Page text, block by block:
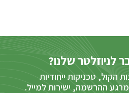
לניוזלטר שלנו?
הקול, טכניקות ייחודיות
ההרשמה, ישירות למייל.